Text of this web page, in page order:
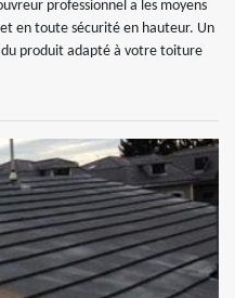
professionnel a les moyens
en toute sécurité en hauteur. Un
du produit adapté à votre toiture